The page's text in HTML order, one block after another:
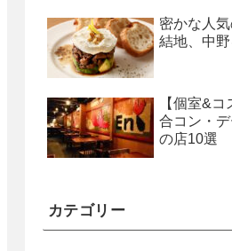
密かな人
結地、中野
【個室&
合コン・
の店10選
カテゴリー